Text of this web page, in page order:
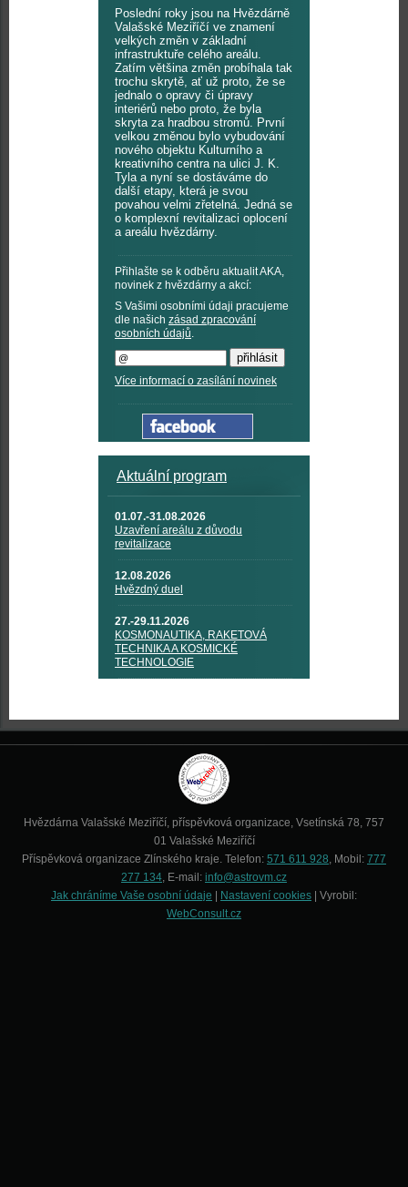
Poslední roky jsou na Hvězdárně
Valašské Meziříčí ve znamení
velkých změn v základní
infrastruktuře celého areálu.
Zatím většina změn probíhala tak
trochu skrytě, ať už proto, že se
jednalo o opravy či úpravy
interiérů nebo proto, že byla
skryta za hradbou stromů. První
velkou změnou bylo vybudování
nového objektu Kulturního a
kreativního centra na ulici J. K.
Tyla a nyní se dostáváme do
další etapy, která je svou
povahou velmi zřetelná. Jedná se
o komplexní revitalizaci oplocení
a areálu hvězdárny.
Přihlašte se k odběru aktualit AKA,
novinek z hvězdárny a akcí:
S Vašimi osobními údaji pracujeme
dle našich zásad zpracování
osobních údajů.
Více informací o zasílání novinek
Aktuální program
01.07.-31.08.2026
Uzavření areálu z důvodu
revitalizace
12.08.2026
Hvězdný duel
27.-29.11.2026
KOSMONAUTIKA, RAKETOVÁ
TECHNIKA A KOSMICKÉ
TECHNOLOGIE
Hvězdárna Valašské Meziříčí, příspěvková organizace, Vsetínská 78, 757
01 Valašské Meziříčí
Příspěvková organizace Zlínského kraje. Telefon: 571 611 928, Mobil: 777
277 134, E-mail: info@astrovm.cz
Jak chráníme Vaše osobní údaje
Nastavení cookies | Vyrobil:
WebConsult.cz